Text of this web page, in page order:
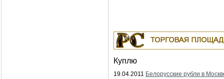
Куплю
19.04.2011 Белорусские рубли в